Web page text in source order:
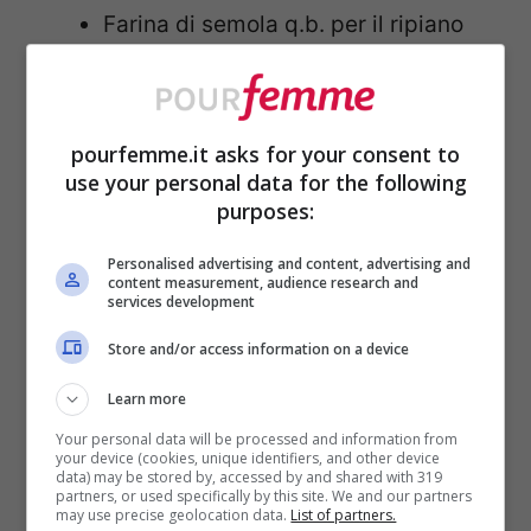
Farina di semola q.b. per il ripiano
COME SI PREPARANO GLI
GNOCCHI DI ZUCCA
Inizia tagliando la
togli i semi e sistemala su una teglia
rivestita con carta da forno. Cuoci a
180 gradi per circa 30-35 minuti
finché diventa morbida e asciutta.
Intanto, lessa lepatatecon la buccia
in acqua salata, poi pelale e
pourfemme.it asks for your consent to
use your personal data for the following
purposes:
Personalised advertising and content, advertising and
content measurement, audience research and
services development
Store and/or access information on a device
Learn more
Your personal data will be processed and information from
your device (cookies, unique identifiers, and other device
data) may be stored by, accessed by and shared with 319
partners, or used specifically by this site. We and our partners
may use precise geolocation data. List of partners.